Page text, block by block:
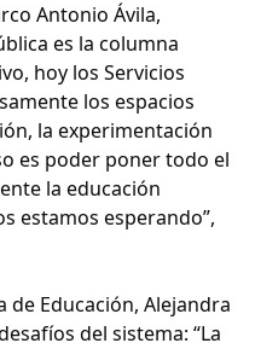
Antonio Ávila,
es la columna
hoy los Servicios
los espacios
la experimentación
es poder poner todo el
la educación
estamos esperando”,
de Educación, Alejandra
del sistema: “La